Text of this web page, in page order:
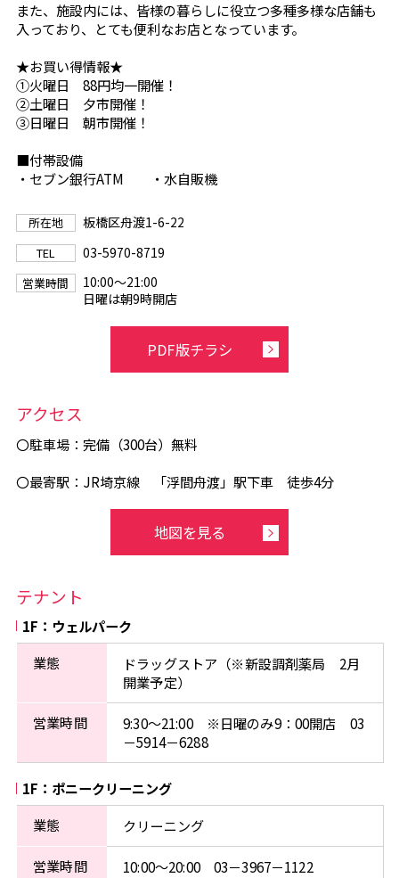
また、施設内には、皆様の暮らしに役立つ多種多様な店舗も
入っており、とても便利なお店となっています。
★お買い得情報★
①火曜日 88円均一開催！
②土曜日 夕市開催！
③日曜日 朝市開催！
■付帯設備
・セブン銀行ATM ・水自販機
所在地 板橋区舟渡1-6-22
TEL 03-5970-8719
営業時間
10:00〜21:00
日曜は朝9時開店
PDF版チラシ
アクセス
〇駐車場：完備（300台）無料
〇最寄駅：JR埼京線 「浮間舟渡」駅下車 徒歩4分
地図を見る
テナント
1F：ウェルパーク
業態
ドラッグストア（※新設調剤薬局 2月
開業予定）
営業時間
9:30〜21:00 ※日曜のみ9：00開店 03
－5914－6288
1F：ポニークリーニング
業態
クリーニング
営業時間 10:00〜20:00 03－3967－1122